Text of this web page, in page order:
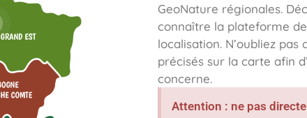
GeoNature régionales.
connaître la plateforme
localisation. N’oubliez
précisés sur la carte afin
concerne.
Attention : ne pas